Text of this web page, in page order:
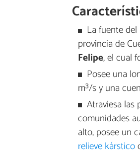
La fuente
provincia de
Felipe, el cual
Posee una
m³/s y una
Atraviesa las
comunidades
alto, posee un
relieve kárstico